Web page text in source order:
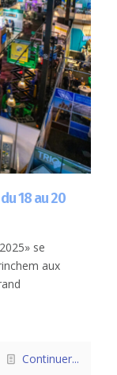
18 au 20
se
aux
Continuer...